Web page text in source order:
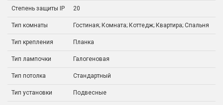
Степень защиты IP 20
Тип комнаты Гостиная; Комната; Коттедж; Квартира; Спальня
Тип крепления Планка
Тип лампочки Галогеновая
Тип потолка Стандартный
Тип установки Подвесные